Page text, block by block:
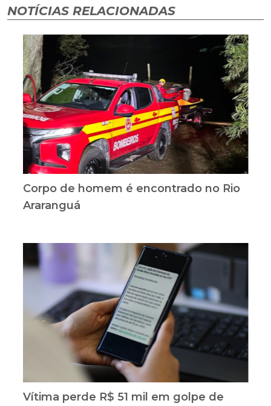
NOTÍCIAS RELACIONADAS
Corpo de homem é encontrado no Rio
Araranguá
Vítima perde R$ 51 mil em golpe de